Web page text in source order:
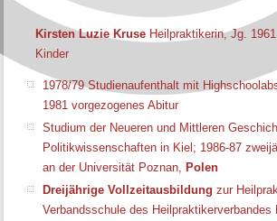
Kirsten Luzie Kruse Heilpraktikerin, Jg.
Kinder
1978/79 Studienaufenthalt mit
1981 vorgezogenes Abitur
Studium der Neueren und Mittleren
Politikwissenschaften in Kiel; 1986-87
an der Universität Poznan,
Polen
Dreijährige Vollzeitausbildung zur
Verbandsschule des Heilpraktikerverbandes